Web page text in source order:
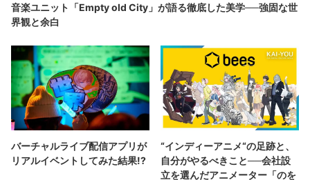
音楽ユニット「Empty old City」が語る徹底した美学──強固な世
界観と余白
バーチャルライブ配信アプリが
リアルイベントしてみた結果!?
“インディーアニメ“の足跡と、
自分がやるべきこと──会社設
立を選んだアニメーター「のを